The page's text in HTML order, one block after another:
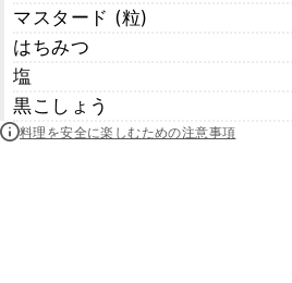
マスタード (粒)
はちみつ
塩
黒こしょう
料理を安全に楽しむための注意事項